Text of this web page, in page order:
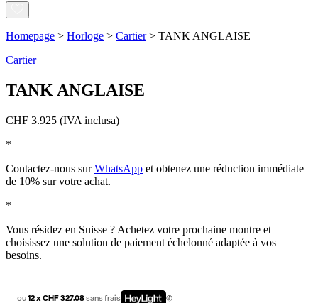
Homepage > Horloge > Cartier> TANK ANGLAISE
Cartier
TANK ANGLAISE
CHF 3.925 (IVA inclusa)
*
Contactez-nous surWhatsApp et obtenez une réduction immédiate
de 10% sur votre achat.
*
Vous résidez en Suisse ? Achetez votre prochaine montre et
choisissez une solution de paiement échelonné adaptée à vos
besoins.
ou12 x CHF 327.08sans frais